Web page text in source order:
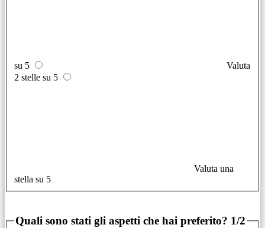
su 5
Valuta
2 stelle su 5
Valuta una
stella su 5
Quali sono stati gli aspetti che hai preferito? 1/2